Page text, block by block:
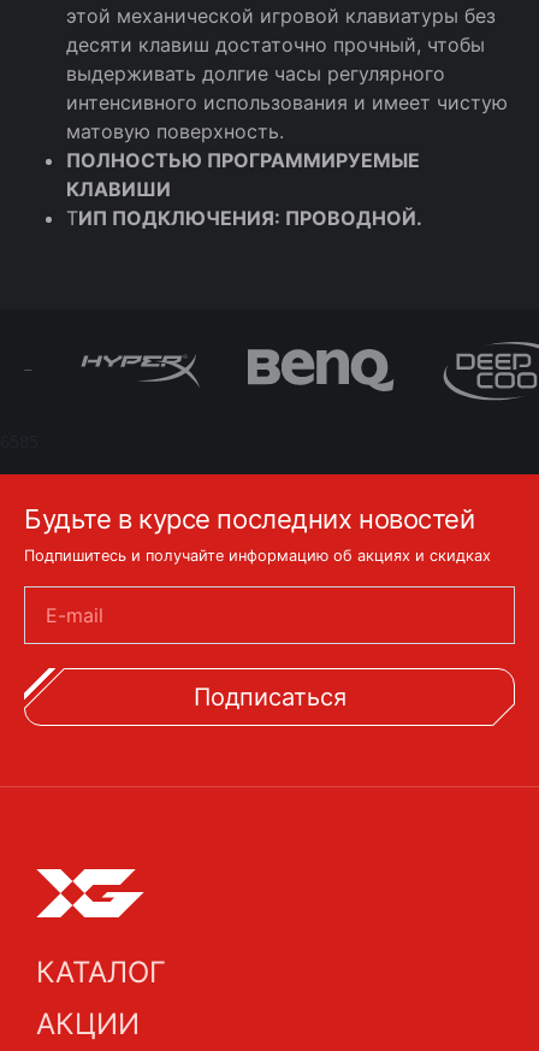
этой механической игровой клавиатуры без
десяти клавиш достаточно прочный, чтобы
выдерживать долгие часы регулярного
интенсивного использования и имеет чистую
матовую поверхность.
ПОЛНОСТЬЮ ПРОГРАММИРУЕМЫЕ
КЛАВИШИ
ТИП ПОДКЛЮЧЕНИЯ: ПРОВОДНОЙ.
Будьте в курсе последних новостей
Подпишитесь и получайте информацию об акциях и скидках
E-mail
Подписаться
КАТАЛОГ
АКЦИИ